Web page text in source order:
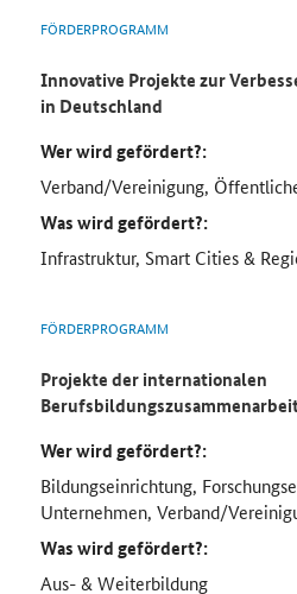
FÖRDERPROGRAMM
Innovative Projekte zur
in Deutschland
Wer wird gefördert?:
Verband/Vereinigung,
Was wird gefördert?:
Infrastruktur, Smart Cities &
FÖRDERPROGRAMM
Projekte der internationalen
Wer wird gefördert?:
Bildungseinrichtung,
Unternehmen, Verband/
Was wird gefördert?:
Aus- & Weiterbildung